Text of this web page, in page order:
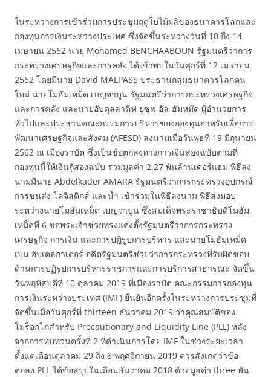
ในระหว่างการเข้าร่วมการประชุมฤดูใบไม้ผลิของธนาคารโลกและ
กองทุนการเงินระหว่างประเทศ ซึ่งจัดขึ้นระหว่างวันที่ 10 ถึง 14
เมษายน 2562 นาย Mohamed BENCHAABOUN รัฐมนตรีว่าการ
กระทรวงเศรษฐกิจและการคลัง ได้เข้าพบในวันศุกร์ที่ 12 เมษายน
2562 โดยมีนาย David MALPASS ประธานกลุ่มธนาคารโลกคน
ใหม่ นายโมฮัมเหม็ด เบญจาบูน รัฐมนตรีว่าการกระทรวงเศรษฐกิจ
และการคลัง และนายอับดุลลาติฟ ยูซุฟ อัล-ฮัมหมัด ผู้อำนวยการ
ทั่วไปและประธานคณะกรรมการบริหารของกองทุนอาหรับเพื่อการ
พัฒนาเศรษฐกิจและสังคม (AFESD) ลงนามเมื่อวันพุธที่ 19 มิถุนายน
2562 ณ เมืองราบัต ซึ่งเป็นข้อตกลงทางการเงินสองฉบับตามที่
กองทุนนี้ให้เงินกู้สองฉบับ รวมมูลค่า 2.27 พันล้านเดอร์แฮม พิธีลง
นามมีนาย Abdelkader AMARA รัฐมนตรีว่าการกระทรวงอุปกรณ์
การขนส่ง โลจิสติกส์ และน้ำ เข้าร่วมในพิธีลงนาม ​พิธีส่งมอบ
ระหว่างนายโมฮัมเหม็ด เบญจาบูน ซึ่งสมเด็จพระราชาธิบดีโมฮัม
เหม็ดที่ 6 ขอพระเจ้าช่วยทรงแต่งตั้งรัฐมนตรีว่าการกระทรวง
เศรษฐกิจ การเงิน และการปฏิรูปการบริหาร และนายโมฮัมเหม็ด
เบน อับเดลกาเดอร์ อดีตรัฐมนตรีช่วยว่าการกระทรวงที่รับผิดชอบ
ด้านการปฏิรูปการบริหารราชการและการบริการสาธารณะ จัดขึ้น
วันพฤหัสบดีที่ 10 ตุลาคม 2019 ที่เมืองราบัต คณะกรรมการกองทุน
การเงินระหว่างประเทศ (IMF) ยืนยันอีกครั้งในระหว่างการประชุมที่
จัดขึ้นเมื่อวันศุกร์ที่ thirteen ธันวาคม 2019 ว่าคุณสมบัติของ
โมร็อกโกสำหรับ Precautionary and Liquidity Line (PLL) หลัง
จากการทบทวนครั้งที่ 2 ที่ดำเนินการโดย IMF ในช่วงระยะเวลา
ตั้งแต่เดือนตุลาคม 29 ถึง 8 พฤศจิกายน 2019 ควรสังเกตว่าข้อ
ตกลง PLL ได้ข้อสรุปในเดือนธันวาคม 2018 ด้วยมูลค่า three พัน